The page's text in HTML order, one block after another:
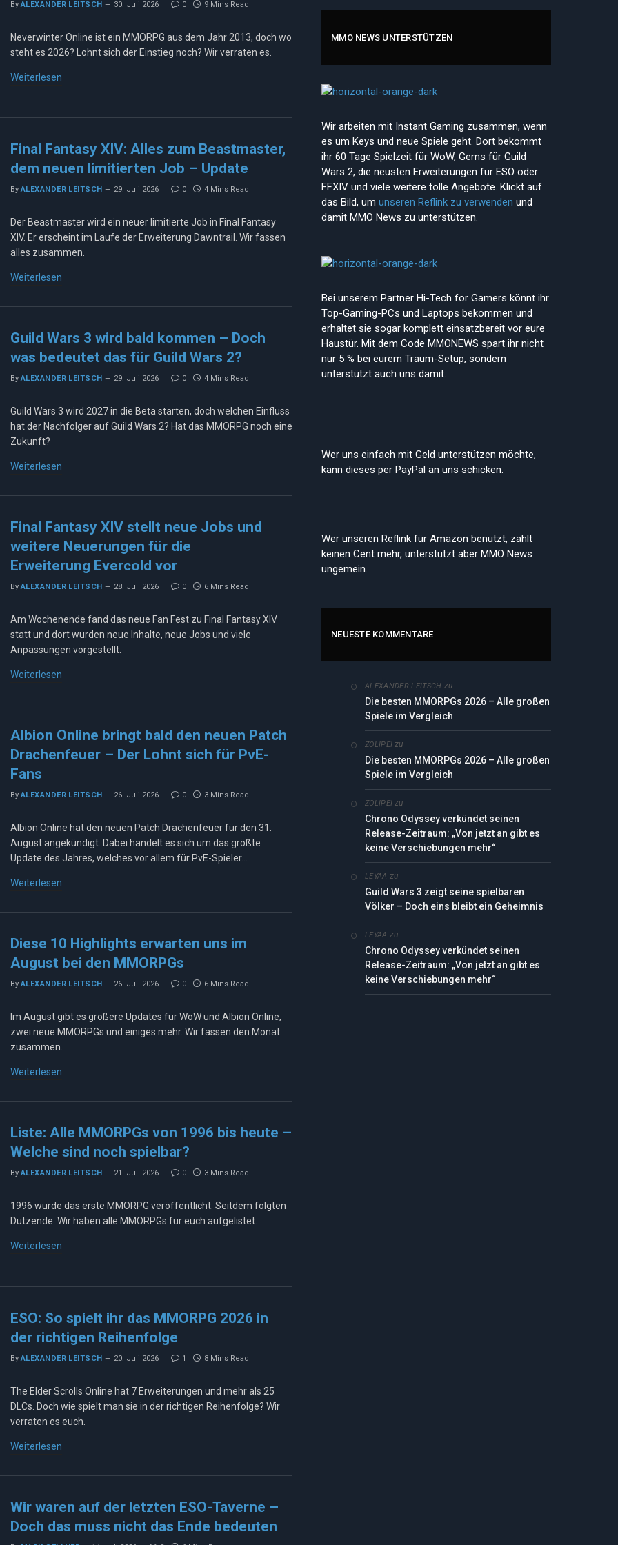
By ALEXANDER LEITSCH 30. Juli 2026 0 9 Mins Read
Neverwinter Online ist ein MMORPG aus dem Jahr 2013, doch wo
steht es 2026? Lohnt sich der Einstieg noch? Wir verraten es.
Weiterlesen
Final Fantasy XIV: Alles zum Beastmaster,
dem neuen limitierten Job – Update
By ALEXANDER LEITSCH 29. Juli 2026 0 4 Mins Read
Der Beastmaster wird ein neuer limitierte Job in Final Fantasy
XIV. Er erscheint im Laufe der Erweiterung Dawntrail. Wir fassen
alles zusammen.
Weiterlesen
Guild Wars 3 wird bald kommen – Doch
was bedeutet das für Guild Wars 2?
By ALEXANDER LEITSCH 29. Juli 2026 0 4 Mins Read
Guild Wars 3 wird 2027 in die Beta starten, doch welchen Einfluss
hat der Nachfolger auf Guild Wars 2? Hat das MMORPG noch eine
Zukunft?
Weiterlesen
Final Fantasy XIV stellt neue Jobs und
weitere Neuerungen für die
Erweiterung Evercold vor
By ALEXANDER LEITSCH 28. Juli 2026 0 6 Mins Read
Am Wochenende fand das neue Fan Fest zu Final Fantasy XIV
statt und dort wurden neue Inhalte, neue Jobs und viele
Anpassungen vorgestellt.
Weiterlesen
Albion Online bringt bald den neuen Patch
Drachenfeuer – Der Lohnt sich für PvE-
Fans
By ALEXANDER LEITSCH 26. Juli 2026 0 3 Mins Read
Albion Online hat den neuen Patch Drachenfeuer für den 31.
August angekündigt. Dabei handelt es sich um das größte
Update des Jahres, welches vor allem für PvE-Spieler…
Weiterlesen
Diese 10 Highlights erwarten uns im
August bei den MMORPGs
By ALEXANDER LEITSCH 26. Juli 2026 0 6 Mins Read
Im August gibt es größere Updates für WoW und Albion Online,
zwei neue MMORPGs und einiges mehr. Wir fassen den Monat
zusammen.
Weiterlesen
Liste: Alle MMORPGs von 1996 bis heute –
Welche sind noch spielbar?
By ALEXANDER LEITSCH 21. Juli 2026 0 3 Mins Read
1996 wurde das erste MMORPG veröffentlicht. Seitdem folgten
Dutzende. Wir haben alle MMORPGs für euch aufgelistet.
Weiterlesen
ESO: So spielt ihr das MMORPG 2026 in
der richtigen Reihenfolge
By ALEXANDER LEITSCH 20. Juli 2026 1 8 Mins Read
The Elder Scrolls Online hat 7 Erweiterungen und mehr als 25
DLCs. Doch wie spielt man sie in der richtigen Reihenfolge? Wir
verraten es euch.
Weiterlesen
Wir waren auf der letzten ESO-Taverne –
Doch das muss nicht das Ende bedeuten
MMO NEWS UNTERSTÜTZEN
Wir arbeiten mit Instant Gaming zusammen, wenn
es um Keys und neue Spiele geht. Dort bekommt
ihr 60 Tage Spielzeit für WoW, Gems für Guild
Wars 2, die neusten Erweiterungen für ESO oder
FFXIV und viele weitere tolle Angebote. Klickt auf
das Bild, um unseren Reflink zu verwenden und
damit MMO News zu unterstützen.
Bei unserem Partner Hi-Tech for Gamers könnt ihr
Top-Gaming-PCs und Laptops bekommen und
erhaltet sie sogar komplett einsatzbereit vor eure
Haustür. Mit dem Code MMONEWS spart ihr nicht
nur 5 % bei eurem Traum-Setup, sondern
unterstützt auch uns damit.
Wer uns einfach mit Geld unterstützen möchte,
kann dieses per PayPal an uns schicken.
Wer unseren Reflink für Amazon benutzt, zahlt
keinen Cent mehr, unterstützt aber MMO News
ungemein.
NEUESTE KOMMENTARE
ALEXANDER LEITSCH zu
Die besten MMORPGs 2026 – Alle großen
Spiele im Vergleich
ZOLIPEI zu
Die besten MMORPGs 2026 – Alle großen
Spiele im Vergleich
ZOLIPEI zu
Chrono Odyssey verkündet seinen
Release-Zeitraum: „Von jetzt an gibt es
keine Verschiebungen mehr“
LEYAA zu
Guild Wars 3 zeigt seine spielbaren
Völker – Doch eins bleibt ein Geheimnis
LEYAA zu
Chrono Odyssey verkündet seinen
Release-Zeitraum: „Von jetzt an gibt es
keine Verschiebungen mehr“